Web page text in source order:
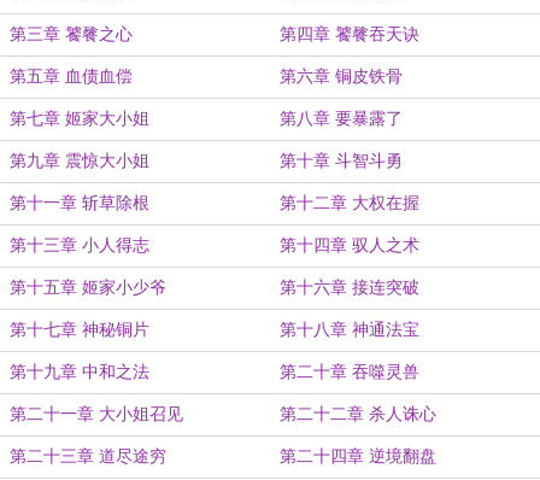
第三章 饕餮之心 第四章 饕餮吞天诀
第五章 血债血偿 第六章 铜皮铁骨
第七章 姬家大小姐 第八章 要暴露了
第九章 震惊大小姐 第十章 斗智斗勇
第十一章 斩草除根 第十二章 大权在握
第十三章 小人得志 第十四章 驭人之术
第十五章 姬家小少爷 第十六章 接连突破
第十七章 神秘铜片 第十八章 神通法宝
第十九章 中和之法 第二十章 吞噬灵兽
第二十一章 大小姐召见 第二十二章 杀人诛心
第二十三章 道尽途穷 第二十四章 逆境翻盘